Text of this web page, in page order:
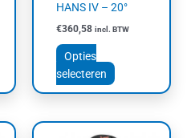
HANS IV – 20°
€360,58 incl. BTW
Opties
selecteren
de
Prijsklasse: